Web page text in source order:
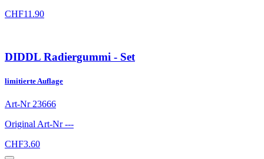
CHF11.90
DIDDL Radiergummi - Set
limitierte Auflage
Art-Nr23666
Original Art-Nr---
CHF3.60